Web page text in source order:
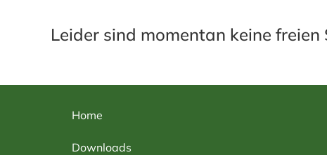
Leider sind momentan keine
Home
Downloads